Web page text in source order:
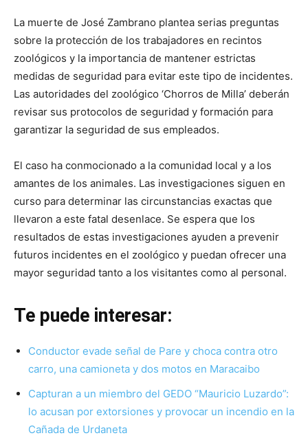
La muerte de José Zambrano plantea serias preguntas
sobre la protección de los trabajadores en recintos
zoológicos y la importancia de mantener estrictas
medidas de seguridad para evitar este tipo de incidentes.
Las autoridades del zoológico ‘Chorros de Milla’ deberán
revisar sus protocolos de seguridad y formación para
garantizar la seguridad de sus empleados.
El caso ha conmocionado a la comunidad local y a los
amantes de los animales. Las investigaciones siguen en
curso para determinar las circunstancias exactas que
llevaron a este fatal desenlace. Se espera que los
resultados de estas investigaciones ayuden a prevenir
futuros incidentes en el zoológico y puedan ofrecer una
mayor seguridad tanto a los visitantes como al personal.
Te puede interesar:
Conductor evade señal de Pare y choca contra otro
carro, una camioneta y dos motos en Maracaibo
Capturan a un miembro del GEDO “Mauricio Luzardo”:
lo acusan por extorsiones y provocar un incendio en la
Cañada de Urdaneta